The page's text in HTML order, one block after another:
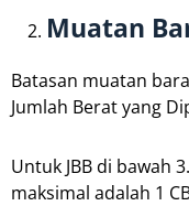
Muatan
Batasan muatan
Jumlah Berat yang
Untuk JBB di bawah
maksimal adalah 1